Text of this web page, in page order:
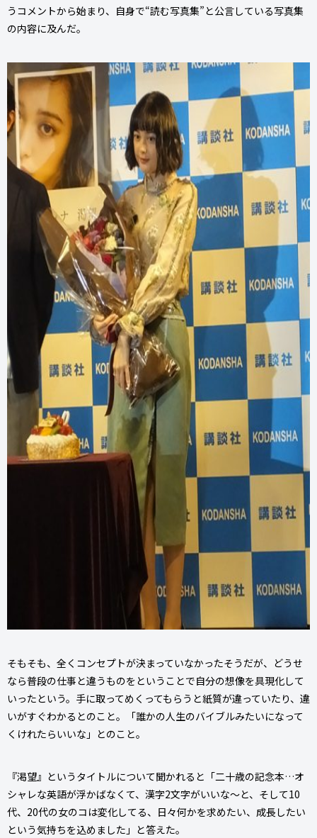
うコメントから始まり、自身で“読む写真集”と公言している写真集
の内容に及んだ。
そもそも、全くコンセプトが決まっていなかったそうだが、どうせ
なら普段の仕事と違うものをということで自分の想像を具現化して
いったという。手に取ってめくってもらうと紙質が違っていたり、違
いがすぐわかるとのこと。「誰かの人生のバイブルみたいになって
くけれたらいいな」とのこと。
『渇望』というタイトルについて聞かれると「二十歳の記念本…オ
シャレな英語が浮かばなくて、漢字2文字がいいな～と、そして10
代、20代の女のコは変化してる、日々何かを求めたい、成長したい
という気持ちを込めました」と答えた。